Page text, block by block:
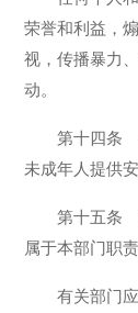
荣誉和利益，
视，传播暴力
动。
第十四条
未成年人提供
第十五条
属于本部门职
有关部门